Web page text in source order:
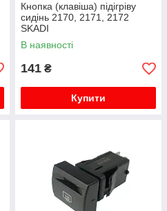
Кнопка (клавіша) підігріву
сидінь 2170, 2171, 2172
SKADI
В наявності
141 ₴
Купити